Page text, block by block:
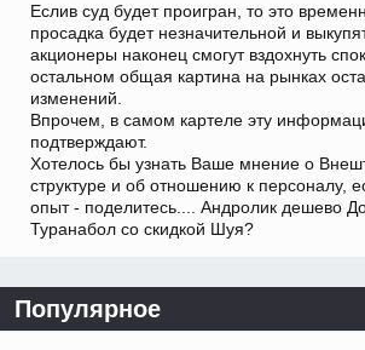
Еслив суд будет проигран, то это
просадка будет незначительной и
акционеры наконец смогут вздохнуть
остальном общая картина на рынках
изменений.
Впрочем, в самом картеле эту
подтверждают.
Хотелось бы узнать Ваше мнение о
структуре и об отношению к персоналу,
опыт - поделитесь.... Андролик дешево
Туранабол со скидкой Шуя?
Популярное